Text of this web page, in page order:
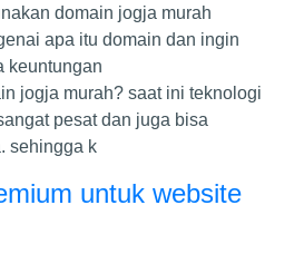
domain jogja murah
apa itu domain dan ingin
keuntungan
jogja murah? saat ini teknologi
pesat dan juga bisa
sehingga k
untuk website